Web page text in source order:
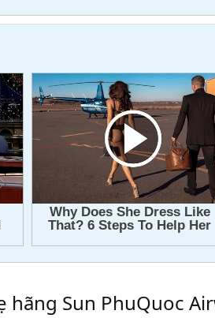
hãng Sun PhuQuoc